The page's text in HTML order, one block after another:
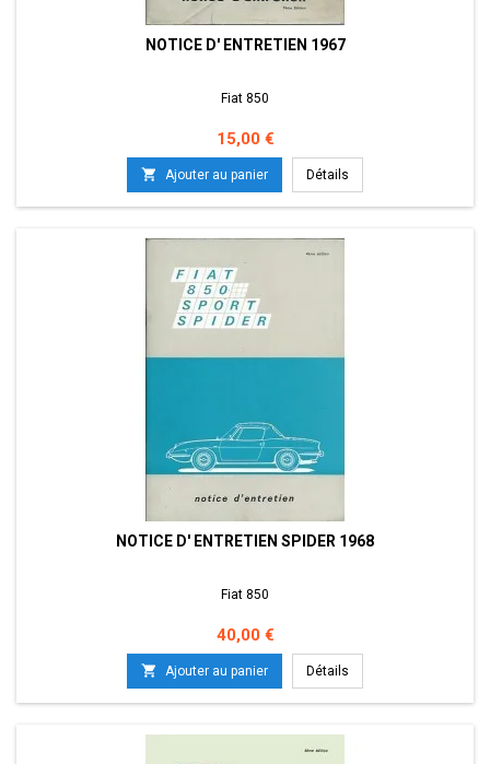
NOTICE D' ENTRETIEN 1967
Fiat 850
Prix
15,00 €
 Ajouter au panier Détails
NOTICE D' ENTRETIEN SPIDER 1968
Fiat 850
Prix
40,00 €
 Ajouter au panier Détails